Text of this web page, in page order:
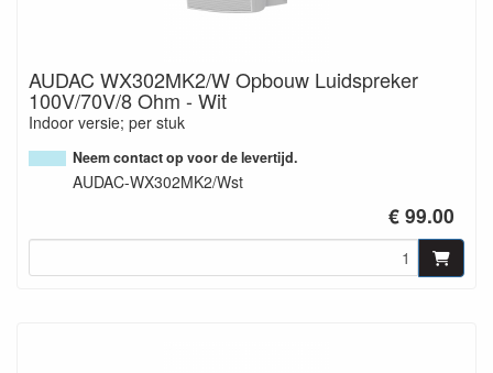
AUDAC WX302MK2/W Opbouw Luidspreker
100V/70V/8 Ohm - Wit
Indoor versie; per stuk
Neem contact op voor de levertijd.
AUDAC-WX302MK2/Wst
€ 99.00